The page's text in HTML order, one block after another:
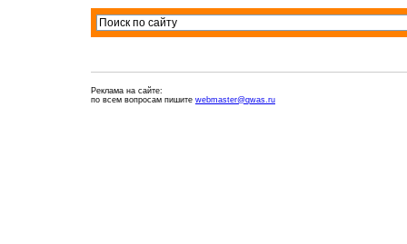
Реклама на сайте:
по всем вопросам пишите webmaster@qwas.ru